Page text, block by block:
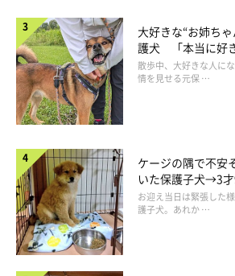
大好きな“お姉ち
護犬 「本当に好
表情にほっこり
散歩中、大好きな人に
情を見せる元保 …
ケージの隅で不安
いた保護子犬→3
服し頼もしいコに
お迎え当日は緊張した
護子犬。あれか …